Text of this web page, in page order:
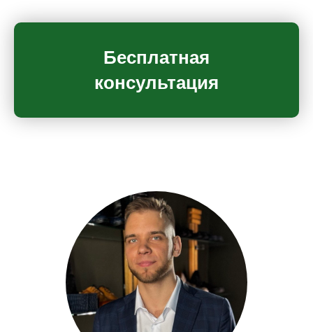
Бесплатная
консультация